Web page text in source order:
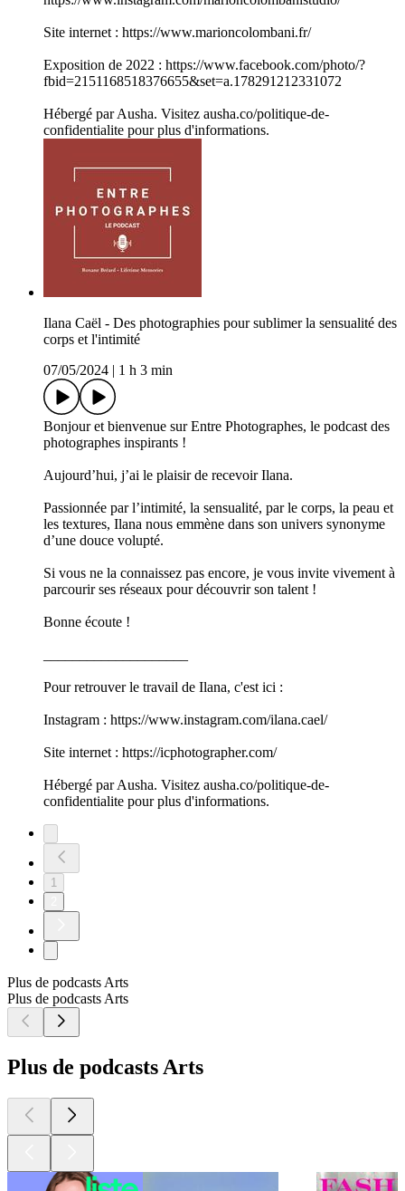
Site internet : https://www.marioncolombani.fr/
Exposition de 2022 : https://www.facebook.com/photo/?
fbid=2151168518376655&set=a.178291212331072
Hébergé par Ausha. Visitez ausha.co/politique-de-
confidentialite pour plus d'informations.
Ilana Caël - Des photographies pour sublimer la sensualité des
corps et l'intimité
07/05/2024
1 h 3 min
Bonjour et bienvenue sur Entre Photographes, le podcast des
photographes inspirants !
Aujourd’hui, j’ai le plaisir de recevoir Ilana.
Passionnée par l’intimité, la sensualité, par le corps, la peau et
les textures, Ilana nous emmène dans son univers synonyme
d’une douce volupté.
Si vous ne la connaissez pas encore, je vous invite vivement à
parcourir ses réseaux pour découvrir son talent !
Bonne écoute !
Pour retrouver le travail de Ilana, c'est ici :
Instagram : https://www.instagram.com/ilana.cael/
Site internet : https://icphotographer.com/
Hébergé par Ausha. Visitez ausha.co/politique-de-
confidentialite pour plus d'informations.
1
Plus de podcasts Arts
Plus de podcasts Arts
Plus de podcasts Arts